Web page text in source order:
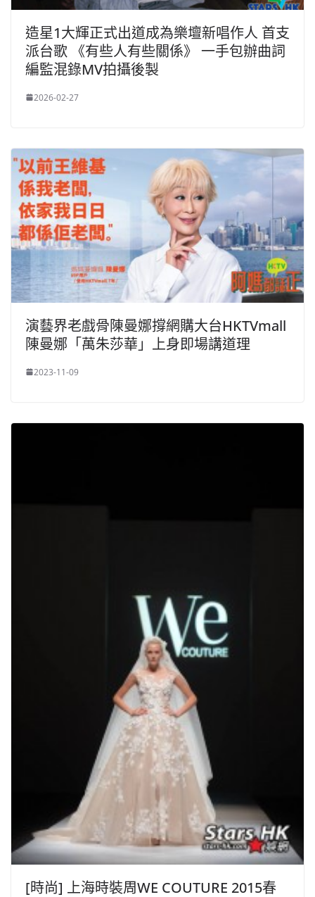
造星1大輝正式出道成為樂壇新唱作人 首支
派台歌 《有些人有些關係》 一手包辦曲詞
編監混錄MV拍攝後製
2026-02-27
演藝界老戲骨陳曼娜撐網購大台HKTVmall
陳曼娜「萬朱莎華」上身即場講道理
2023-11-09
[時尚] 上海時裝周WE COUTURE 2015春